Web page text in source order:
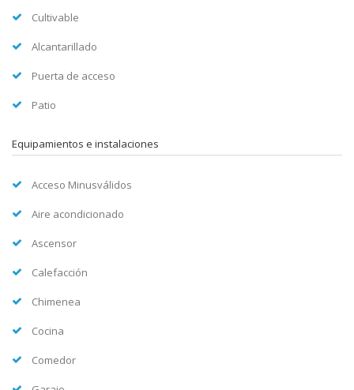
Cultivable
Alcantarillado
Puerta de acceso
Patio
Equipamientos e instalaciones
Acceso Minusválidos
Aire acondicionado
Ascensor
Calefacción
Chimenea
Cocina
Comedor